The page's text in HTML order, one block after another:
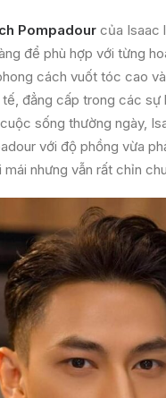
Pompadour của Isaac
để phù hợp với từng
cách vuốt tóc cao
đẳng cấp trong các sự
sống thường ngày,
với độ phồng vừa
mái nhưng vẫn rất chỉn